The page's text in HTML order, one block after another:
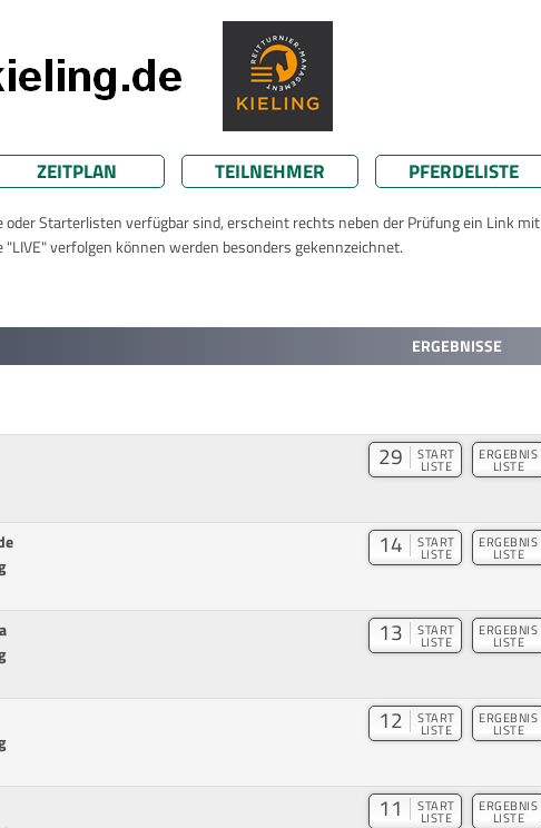
ZEITPLAN TEILNEHMER PFERDELISTE
Starterlisten verfügbar sind, erscheint rechts neben der Prüfung ein Link mit
verfolgen können werden besonders gekennzeichnet.
ERGEBNISSE
29 START
LISTE
ERGEBNIS
LISTE
14 START
LISTE
ERGEBNIS
LISTE
13 START
LISTE
ERGEBNIS
LISTE
12 START
LISTE
ERGEBNIS
LISTE
11 START
LISTE
ERGEBNIS
LISTE